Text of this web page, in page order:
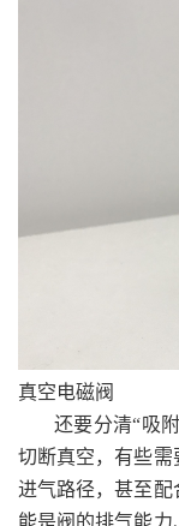
真空电磁阀
还要分清“吸
切断真空，有些需
进气路径，甚至
能是阀的排气能力